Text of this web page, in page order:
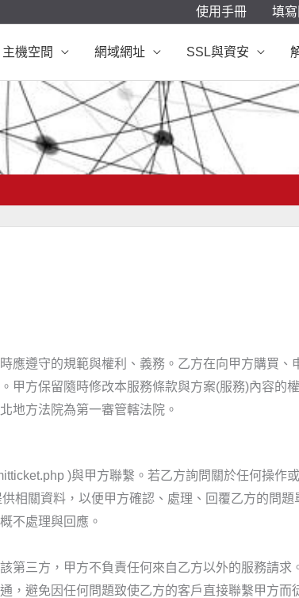
使用手冊 填
主機空間 網域網址 SSL與資安
應遵守的規範與權利、義務。乙方在向甲方購買、
甲方保留隨時修改本服務條款與方案(服務)內容的
地方法院為第一審管轄法院。
)與甲方聯繫。若乙方詢問關於任何操作
相關資料，以便甲方確認、處理、回覆乙方的問題
不處理與回應。
第三方，甲方不負責任何來自乙方以外的服務請求
，避免因任何問題致使乙方的客戶直接聯繫甲方而